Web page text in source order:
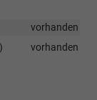
vorhanden
vorhanden